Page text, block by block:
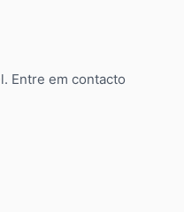
Entre em contacto